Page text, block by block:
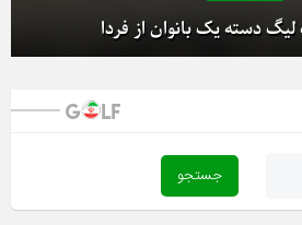
لیگ دسته یک بانوان از فردا